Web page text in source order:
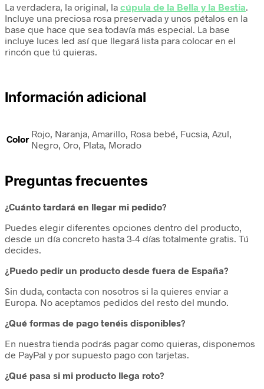
La verdadera, la original, la cúpula de la Bella y la Bestia.
Incluye una preciosa rosa preservada y unos pétalos en la
base que hace que sea todavía más especial. La base
incluye luces led así que llegará lista para colocar en el
rincón que tú quieras.
Información adicional
Color Rojo, Naranja, Amarillo, Rosa bebé, Fucsia, Azul,
Negro, Oro, Plata, Morado
Preguntas frecuentes
¿Cuánto tardará en llegar mi pedido?
Puedes elegir diferentes opciones dentro del producto,
desde un día concreto hasta 3-4 días totalmente gratis. Tú
decides.
¿Puedo pedir un producto desde fuera de España?
Sin duda, contacta con nosotros si la quieres enviar a
Europa. No aceptamos pedidos del resto del mundo.
¿Qué formas de pago tenéis disponibles?
En nuestra tienda podrás pagar como quieras, disponemos
de PayPal y por supuesto pago con tarjetas.
¿Qué pasa si mi producto llega roto?